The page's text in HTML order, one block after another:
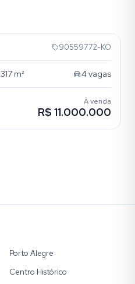
90559772-KO
317m² 4 vagas
À venda
R$ 11.000.000
Porto Alegre
Centro Histórico